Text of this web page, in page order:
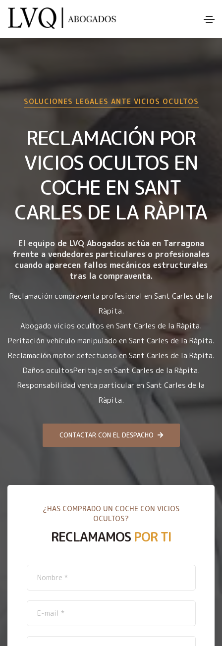
SOLUCIONES LEGALES ANTE VICIOS OCULTOS
RECLAMACIÓN POR
VICIOS OCULTOS EN
COCHE EN SANT
CARLES DE LA RÀPITA
El equipo de LVQ Abogados actúa en Tarragona
frente a vendedores particulares o profesionales
cuando aparecen fallos mecánicos estructurales
tras la compraventa.
Reclamación compraventa profesional en Sant Carles de la
Ràpita.
Abogado vicios ocultos en Sant Carles de la Ràpita.
Peritación vehículo manipulado en Sant Carles de la Ràpita.
Reclamación motor defectuoso en Sant Carles de la Ràpita.
Daños ocultosPeritaje en Sant Carles de la Ràpita.
Responsabilidad venta particular en Sant Carles de la
Ràpita.
CONTACTAR CON EL DESPACHO
¿HAS COMPRADO UN COCHE CON VICIOS
OCULTOS?
RECLAMAMOS POR TI